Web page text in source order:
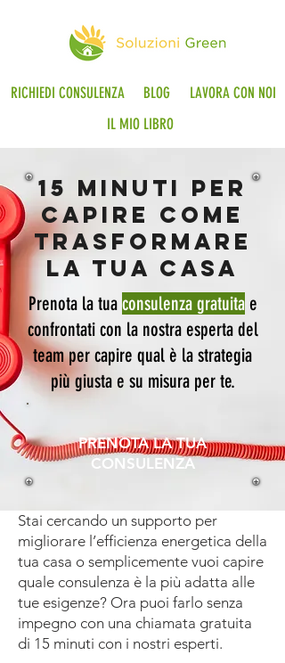
RICHIEDI CONSULENZA BLOG
LAVORA CON NOI
IL MIO LIBRO
15 minuti per
capire come
trasformare
la tua casa
Prenota la tua consulenza gratuita e
confrontati con la nostra esperta del
team per capire qual è la strategia
più giusta e su misura per te.
PRENOTA LA TUA
CONSULENZA
Stai cercando un supporto per
migliorare l’efficienza energetica della
tua casa o semplicemente vuoi capire
quale consulenza è la più adatta alle
tue esigenze? Ora puoi farlo senza
impegno con una chiamata gratuita
di 15 minuti con i nostri esperti.